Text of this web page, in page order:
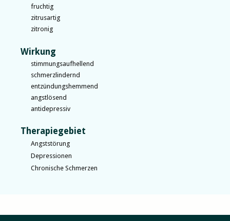
fruchtig
zitrusartig
zitronig
Wirkung
stimmungsaufhellend
schmerzlindernd
entzündungshemmend
angstlösend
antidepressiv
Therapiegebiet
Angststörung
Depressionen
Chronische Schmerzen